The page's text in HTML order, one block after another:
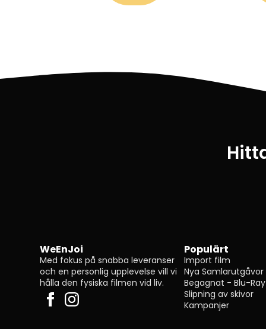
WeEnJoi
Med fokus på snabba leveranser
och en personlig upplevelse vill vi
hålla den fysiska filmen vid liv.
Populärt
Import film
Nya Samlarutgåvor
Begagnat - Blu-Ray
Slipning av skivor
Kampanjer